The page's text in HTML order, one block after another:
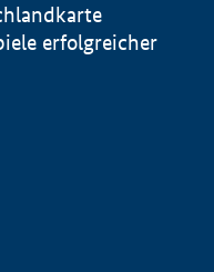
erfolgreicher